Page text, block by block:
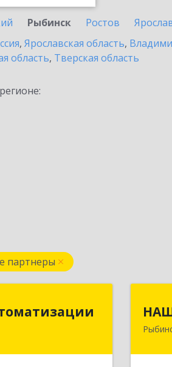
Рыбинск Ростов
, Ярославская область,
область, Тверская область
партнеры
обл, Рыбинский